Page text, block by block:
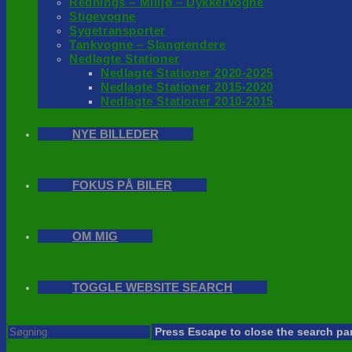
Stigevogne
Sygetransporter
Tankvogne – Slangtendere
Nedlagte Stationer
Nedlagte Stationer 2020-2025
Nedlagte Stationer 2015-2020
Nedlagte Stationer 2010-2015
NYE BILLEDER
FOKUS PÅ BILER
OM MIG
TOGGLE WEBSITE SEARCH
Press Escape to close the search